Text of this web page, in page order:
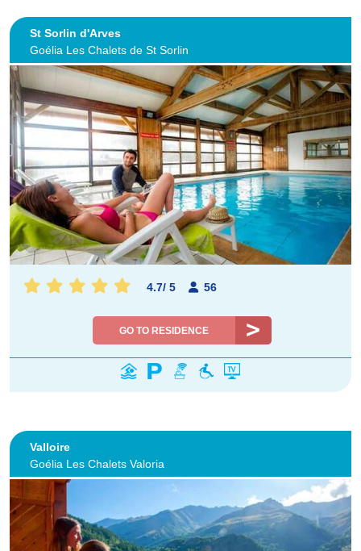
St Sorlin d'Arves
Goélia Les Chalets de St Sorlin
4.7/ 5 56
GO TO RESIDENCE
Valloire
Goélia Les Chalets Valoria